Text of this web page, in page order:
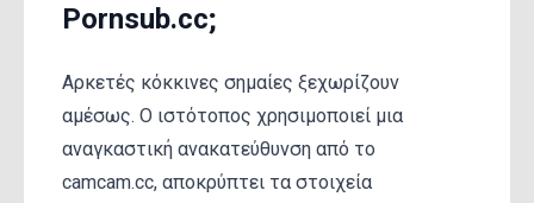
Pornsub.cc;
Αρκετές κόκκινες σημαίες ξεχωρίζουν
αμέσως. Ο ιστότοπος χρησιμοποιεί μια
αναγκαστική ανακατεύθυνση από το
camcam.cc, αποκρύπτει τα στοιχεία